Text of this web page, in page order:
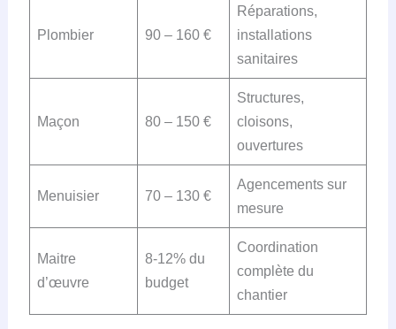
Plombier 90 – 160 €
Réparations,
installations
sanitaires
Maçon 80 – 150 €
Structures,
cloisons,
ouvertures
Menuisier 70 – 130 €
Agencements sur
mesure
Maitre
d’œuvre
8-12% du
budget
Coordination
complète du
chantier